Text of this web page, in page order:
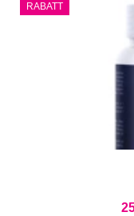
RABATT